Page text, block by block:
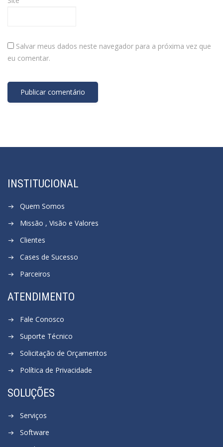
Salvar meus dados neste navegador para a próxima vez que
eu comentar.
INSTITUCIONAL
Quem Somos
Missão , Visão e Valores
Clientes
Cases de Sucesso
Parceiros
ATENDIMENTO
Fale Conosco
Suporte Técnico
Solicitação de Orçamentos
Política de Privacidade
SOLUÇÕES
Serviços
Software